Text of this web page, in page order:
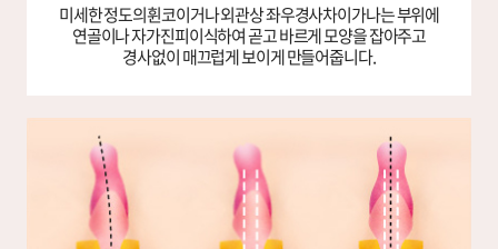
미세한 정도의휜코이거나 외관상 좌우경사차이가나는 부위에
연골이나 자가진피이식하여 곧고 바르게 모양을 잡아주고
경사없이 매끄럽게 보이게 만들어줍니다.